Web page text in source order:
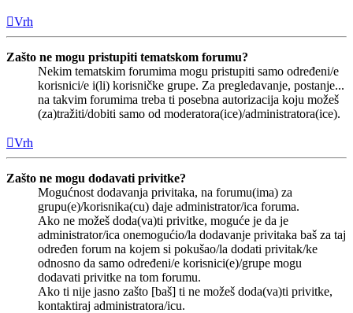
Vrh
Zašto ne mogu pristupiti tematskom forumu?
Nekim tematskim forumima mogu pristupiti samo određeni/e
korisnici/e i(li) korisničke grupe. Za pregledavanje, postanje...
na takvim forumima treba ti posebna autorizacija koju možeš
(za)tražiti/dobiti samo od moderatora(ice)/administratora(ice).
Vrh
Zašto ne mogu dodavati privitke?
Mogućnost dodavanja privitaka, na forumu(ima) za
grupu(e)/korisnika(cu) daje administrator/ica foruma.
Ako ne možeš doda(va)ti privitke, moguće je da je
administrator/ica onemogućio/la dodavanje privitaka baš za taj
određen forum na kojem si pokušao/la dodati privitak/ke
odnosno da samo određeni/e korisnici(e)/grupe mogu
dodavati privitke na tom forumu.
Ako ti nije jasno zašto [baš] ti ne možeš doda(va)ti privitke,
kontaktiraj administratora/icu.